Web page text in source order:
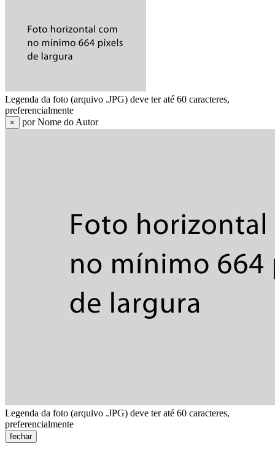
Legenda da foto (arquivo .JPG) deve ter até 60 caracteres,
preferencialmente
× por Nome do Autor
Legenda da foto (arquivo .JPG) deve ter até 60 caracteres,
preferencialmente
fechar